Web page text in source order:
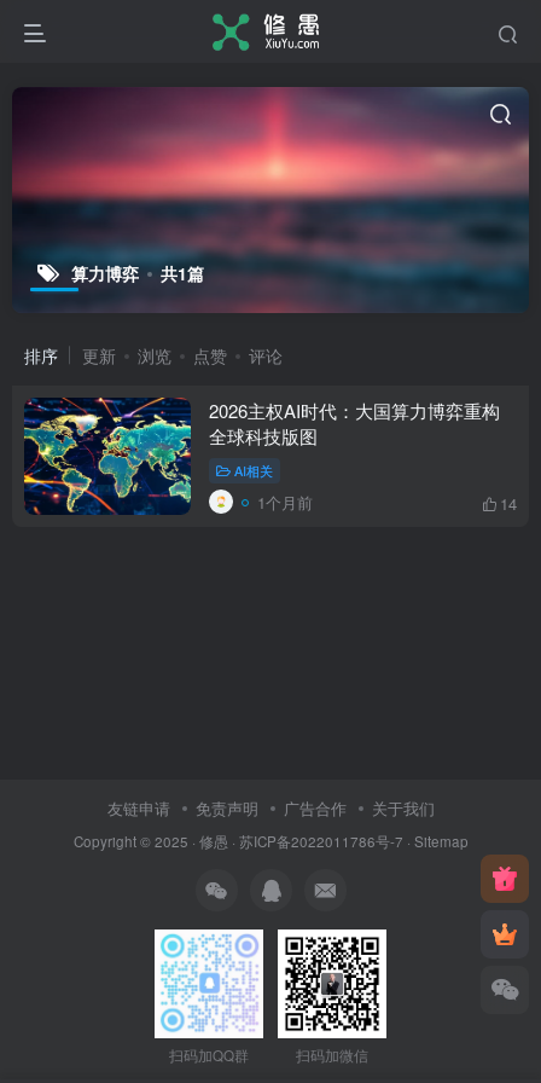
算力博弈 共1篇
排序 更新 浏览 点赞 评论
2026主权AI时代：大国算力博弈重构
全球科技版图
AI相关
1个月前 14
友链申请 免责声明 广告合作 关于我们
Copyright © 2025 · 修愚 · 苏ICP备2022011786号-7 · Sitemap
扫码加QQ群 扫码加微信